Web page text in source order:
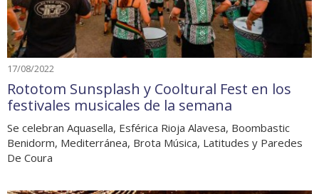
17/08/2022
Rototom Sunsplash y Cooltural Fest en los
festivales musicales de la semana
Se celebran Aquasella, Esférica Rioja Alavesa, Boombastic
Benidorm, Mediterránea, Brota Música, Latitudes y Paredes
De Coura